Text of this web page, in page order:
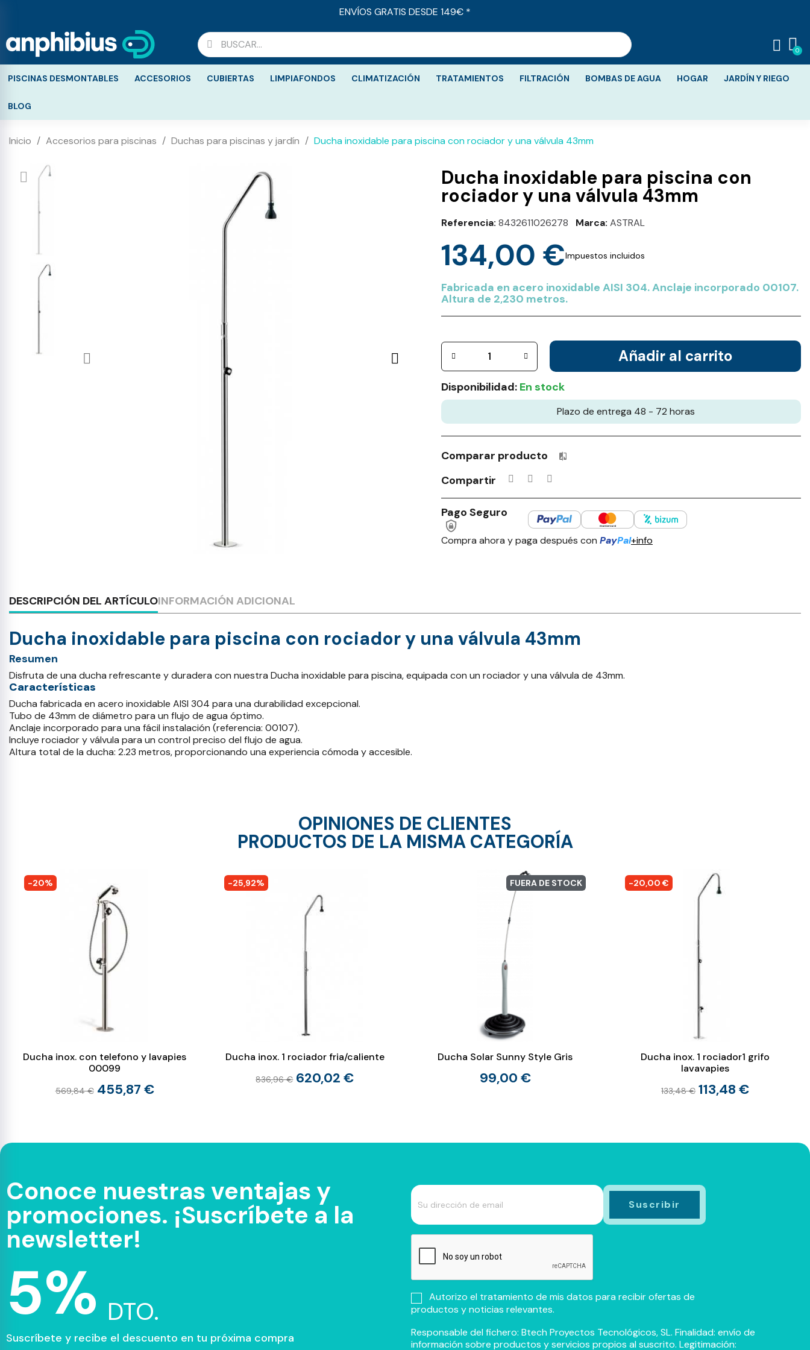
ENVÍOS GRATIS DESDE 149€ *
PISCINAS DESMONTABLES ACCESORIOS CUBIERTAS LIMPIAFONDOS CLIMATIZACIÓN TRATAMIENTOS FILTRACIÓN BOMBAS DE AGUA HOGAR JARDÍN Y RIEGO
BLOG
Inicio Accesorios para piscinas Duchas para piscinas y jardín Ducha inoxidable para piscina con rociador y una válvula 43mm
Ducha inoxidable para piscina con
rociador y una válvula 43mm
Referencia 8432611026278 Marca ASTRAL
134,00 €Impuestos incluidos
Fabricada en acero inoxidable AISI 304. Anclaje incorporado 00107.
Altura de 2,230 metros.
Añadir al carrito
Disponibilidad: En stock
Plazo de entrega 48 - 72 horas
Comparar producto Productos incluidos en tu lista de comparación: 0 / 4
Compartir
Pago Seguro
Compra ahora y paga después con PayPal+info
DESCRIPCIÓN DEL ARTÍCULOINFORMACIÓN ADICIONAL
Ducha inoxidable para piscina con rociador y una válvula 43mm
Resumen
Disfruta de una ducha refrescante y duradera con nuestra Ducha inoxidable para piscina, equipada con un rociador y una válvula de 43mm.
Características
Ducha fabricada en acero inoxidable AISI 304 para una durabilidad excepcional.
Tubo de 43mm de diámetro para un flujo de agua óptimo.
Anclaje incorporado para una fácil instalación (referencia: 00107).
Incluye rociador y válvula para un control preciso del flujo de agua.
Altura total de la ducha: 2.23 metros, proporcionando una experiencia cómoda y accesible.
OPINIONES DE CLIENTES
PRODUCTOS DE LA MISMA CATEGORÍA
-20%
Ducha inox. con telefono y lavapies
00099
569,84 € 455,87 €
-25,92%
Ducha inox. 1 rociador fria/caliente
836,96 € 620,02 €
FUERA DE STOCK
Ducha Solar Sunny Style Gris
99,00 €
-20,00 €
Ducha inox. 1 rociador1 grifo
lavavapies
133,48 € 113,48 €
Conoce nuestras ventajas y
promociones. ¡Suscríbete a la
newsletter!
5% DTO.
Suscríbete y recibe el descuento en tu próxima compra
Autorizo el tratamiento de mis datos para recibir ofertas de
productos y noticias relevantes.
Responsable del fichero: Btech Proyectos Tecnológicos, SL. Finalidad: envío de
información sobre productos y servicios propios al suscrito. Legitimación: